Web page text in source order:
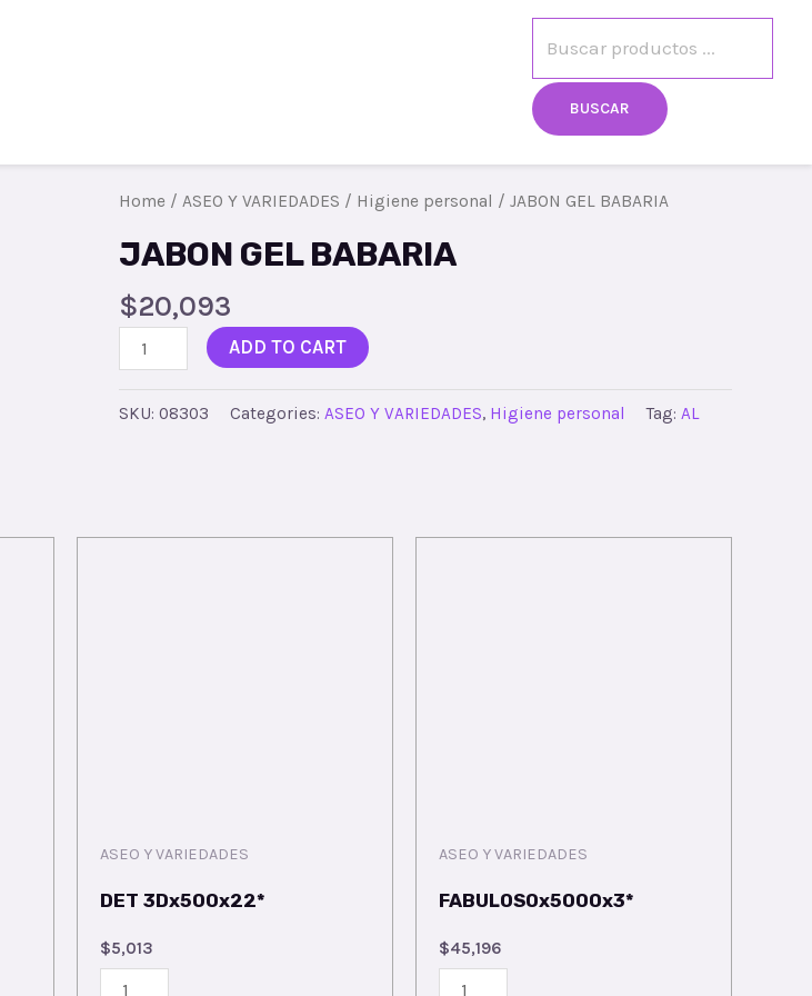
BUSCAR
Home / ASEO Y VARIEDADES / Higiene personal / JABON GEL BABARIA
JABON GEL BABARIA
$20,093
ADD TO CART
SKU: 08303 Categories: ASEO Y VARIEDADES, Higiene personal Tag: AL
ASEO Y VARIEDADES
DET 3Dx500x22*
$5,013
ASEO Y VARIEDADES
FABULOSOx5000x3*
$45,196